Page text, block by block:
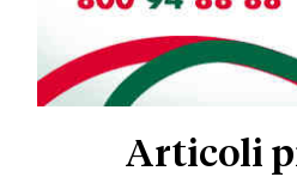
Articoli